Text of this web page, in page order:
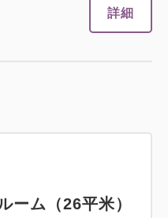
詳細
ーム（26平米）